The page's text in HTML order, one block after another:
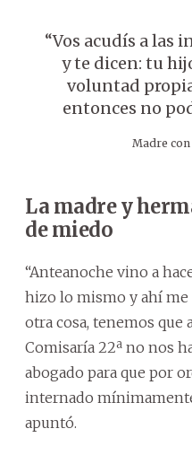
“Vos acudís a las
y te dicen: tu
voluntad
entonces no
Madre
La madre y
de miedo
“Anteanoche vino a
hizo lo mismo y ahí me
otra cosa, tenemos que
Comisaría 22ª no nos
abogado para que por
internado
apuntó.